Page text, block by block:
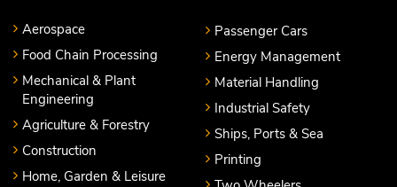
Aerospace
Food Chain Processing
Mechanical & Plant
Engineering
Agriculture & Forestry
Construction
Home, Garden & Leisure
Passenger Cars
Energy Management
Material Handling
Industrial Safety
Ships, Ports & Sea
Printing